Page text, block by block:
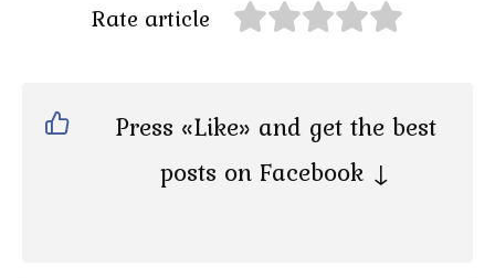
Rate article
Press «Like» and get the best
posts on Facebook ↓